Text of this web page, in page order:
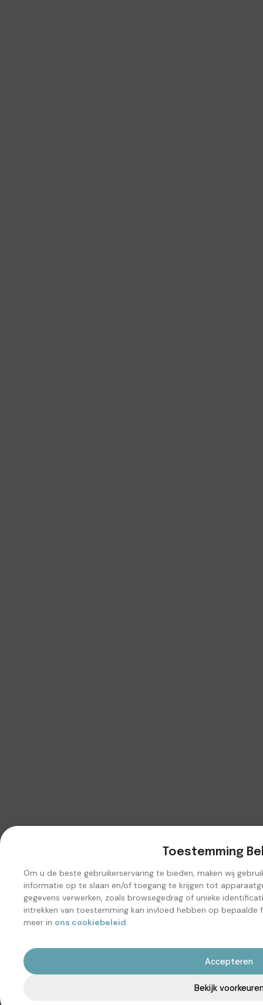
Toestemming
Om u de beste gebruikerservaring te bieden, maken wij
informatie op te slaan en/of toegang te krijgen tot
gegevens verwerken, zoals browsegedrag of unieke
intrekken van toestemming kan invloed hebben op
meer in ons cookiebeleid.
Accepteren
Bekijk